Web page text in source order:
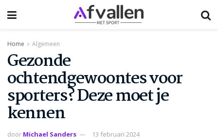
Home Algemeen
Gezonde
ochtendgewoontes voor
sporters? Deze moet je
kennen
door Michael Sanders 13 februari 2024